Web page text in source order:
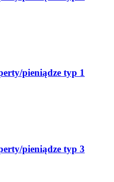
pieniądze typ 1
pieniądze typ 3